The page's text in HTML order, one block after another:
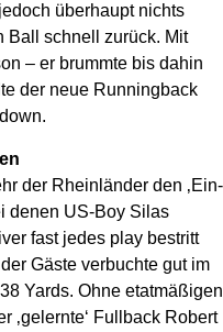
überhaupt nichts
Ball schnell zurück. Mit
– er brummte bis dahin
der neue Runningback
der Rheinländer den ‚Ein-
denen US-Boy Silas
fast jedes play bestritt
Gäste verbuchte gut im
Yards. Ohne etatmäßigen
‚gelernte‘ Fullback Robert